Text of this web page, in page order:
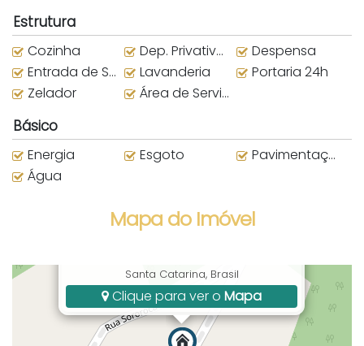
Estrutura
Cozinha Dep. Privativo Subsolo
Despensa
Entrada de Serviço
Lavanderia
Portaria 24h
Zelador
Área de Serviço
Básico
Energia Esgoto
Pavimentação
Água
Mapa do Imóvel
Santa Catarina, Brasil
Clique para ver o Mapa